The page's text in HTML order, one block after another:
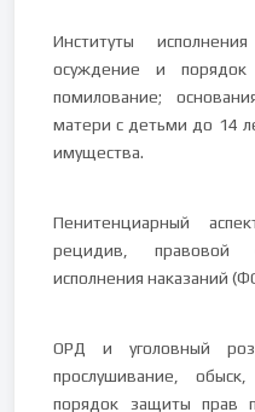
Институты
осуждение и
помилование;
матери с детьми до 14
имущества.
Пенитенциарный
рецидив, правовой
исполнения наказаний
ОРД и уголовный
прослушивание,
порядок защиты прав